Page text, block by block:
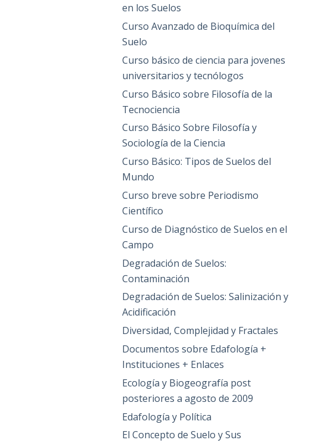
en los Suelos
Curso Avanzado de Bioquímica del
Suelo
Curso básico de ciencia para jovenes
universitarios y tecnólogos
Curso Básico sobre Filosofía de la
Tecnociencia
Curso Básico Sobre Filosofía y
Sociología de la Ciencia
Curso Básico: Tipos de Suelos del
Mundo
Curso breve sobre Periodismo
Científico
Curso de Diagnóstico de Suelos en el
Campo
Degradación de Suelos:
Contaminación
Degradación de Suelos: Salinización y
Acidificación
Diversidad, Complejidad y Fractales
Documentos sobre Edafología +
Instituciones + Enlaces
Ecología y Biogeografía post
posteriores a agosto de 2009
Edafología y Política
El Concepto de Suelo y Sus